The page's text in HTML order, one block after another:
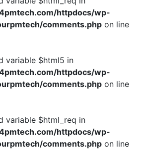
httpdocs/wp-
comments.php on line
variable $html5 in
httpdocs/wp-
comments.php on line
variable $html_req in
httpdocs/wp-
comments.php on line